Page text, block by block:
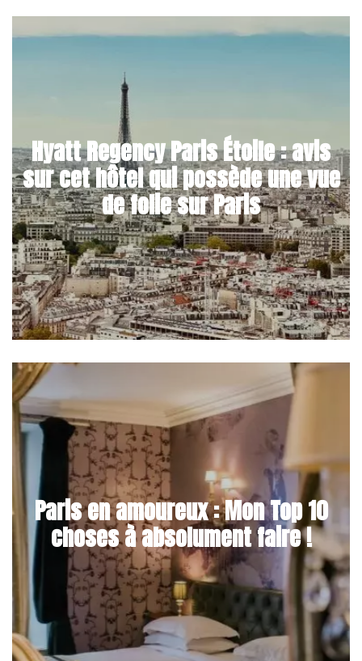
Hyatt Regency Paris Étoile : avis
sur cet hôtel qui possède une vue
de folie sur Paris
Paris en amoureux : Mon Top 10
choses à absolument faire !